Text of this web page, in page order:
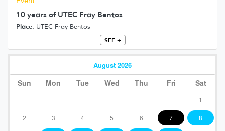
10 years of UTEC Fray Bentos
Place: UTEC Fray Bentos
SEE +
August 2026
Sun Mon Tue Wed Thu Fri Sat
1
2 3 4 5 6 7 8